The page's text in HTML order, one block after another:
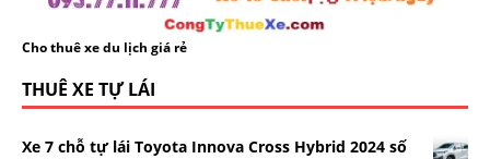
Cho thuê xe du lịch giá rẻ
THUÊ XE TỰ LÁI
Xe 7 chỗ tự lái Toyota Innova Cross Hybrid 2024 số